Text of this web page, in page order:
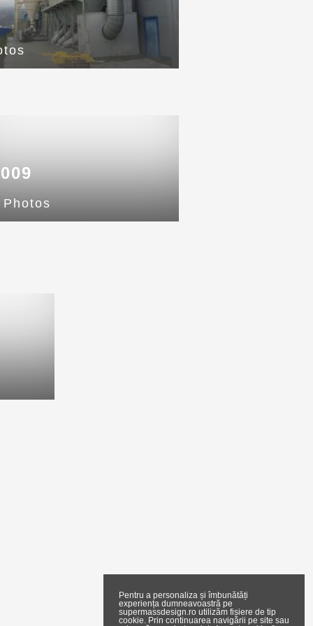
Pentru a personaliza și îmbunătăți
experiența dumneavoastră pe
supermassdesign.ro utilizăm fișiere de tip
cookie. Prin continuarea navigării pe site sau
Photos